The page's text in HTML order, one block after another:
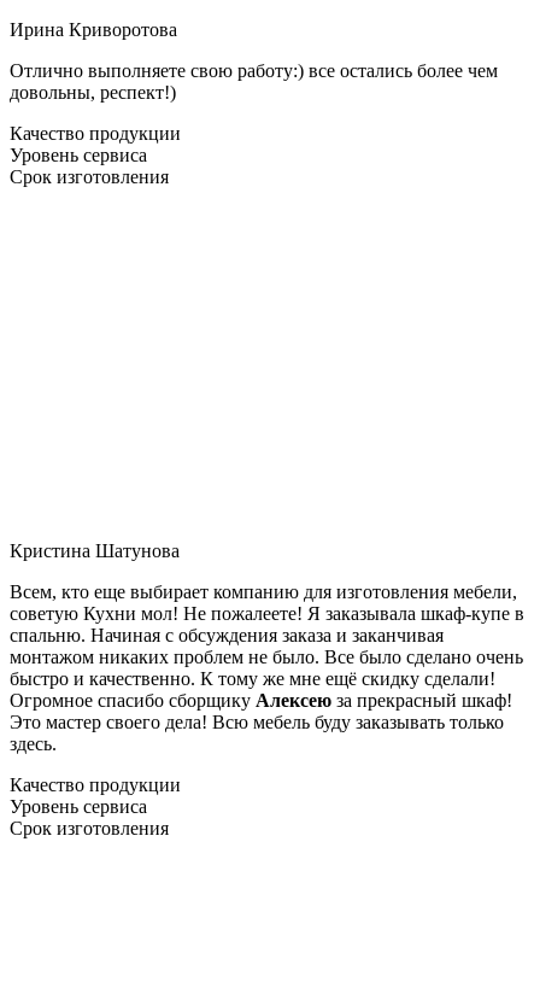
Ирина Криворотова
Отлично выполняете свою работу:) все остались более чем
довольны, респект!)
Качество продукции
Уровень сервиса
Срок изготовления
Кристина Шатунова
Всем, кто еще выбирает компанию для изготовления мебели,
советую Кухни мол! Не пожалеете! Я заказывала шкаф-купе в
спальню. Начиная с обсуждения заказа и заканчивая
монтажом никаких проблем не было. Все было сделано очень
быстро и качественно. К тому же мне ещё скидку сделали!
Огромное спасибо сборщику Алексею за прекрасный шкаф!
Это мастер своего дела! Всю мебель буду заказывать только
здесь.
Качество продукции
Уровень сервиса
Срок изготовления